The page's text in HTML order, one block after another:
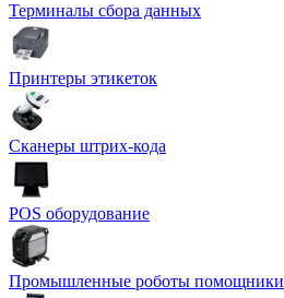
Терминалы сбора данных
Принтеры этикеток
Сканеры штрих-кода
POS оборудование
Промышленные роботы помощники